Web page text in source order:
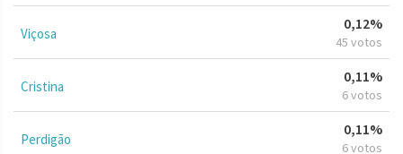
Viçosa
0,12%
45 votos
Cristina
0,11%
6 votos
Perdigão
0,11%
6 votos